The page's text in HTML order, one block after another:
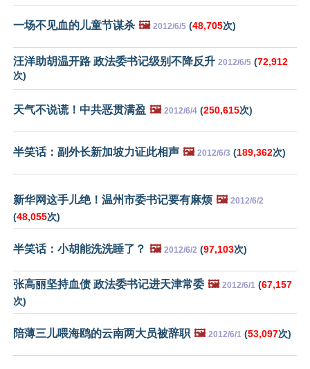
一场不见血的儿童节谋杀 🖼️ 2012/6/5 (48,705次)
汪洋助胡温开路 政法委书记级别不降反升 2012/6/5 (72,912
次)
天气不说谎！中共恶贯满盈 🖼️ 2012/6/4 (250,615次)
半笑话：副外长新加坡力证此相声 🖼️ 2012/6/3 (189,362次)
新华网这手儿绝！温州市委书记要有麻烦 🖼️ 2012/6/2
(48,055次)
半笑话：小胡能洗洗睡了？ 🖼️ 2012/6/2 (97,103次)
张高丽坚持血债 政法委书记进天津常委 🖼️ 2012/6/1 (67,157
次)
陪薄三儿喂海鸥的云南两大员被辞职 🖼️ 2012/6/1 (53,097次)